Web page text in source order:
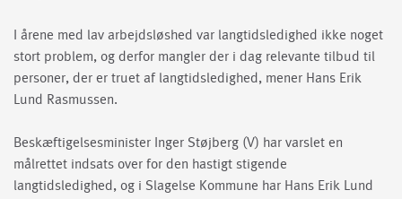
I årene med lav arbejdsløshed var langtidsledighed ikke noget
stort problem, og derfor mangler der i dag relevante tilbud til
personer, der er truet af langtidsledighed, mener Hans Erik
Lund Rasmussen.
Beskæftigelsesminister Inger Støjberg (V) har varslet en
målrettet indsats over for den hastigt stigende
langtidsledighed, og i Slagelse Kommune har Hans Erik Lund